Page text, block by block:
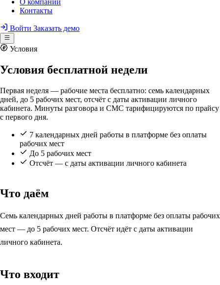
О компании
Контакты
Войти Заказать демо
Условия
Условия бесплатной недели
Первая неделя — рабочие места бесплатно: семь календарных
дней, до 5 рабочих мест, отсчёт с даты активации личного
кабинета. Минуты разговора и СМС тарифицируются по прайсу
с первого дня.
7 календарных дней работы в платформе без оплаты
рабочих мест
До 5 рабочих мест
Отсчёт — с даты активации личного кабинета
Что даём
Семь календарных дней работы в платформе без оплаты рабочих
мест — до 5 рабочих мест. Отсчёт идёт с даты активации
личного кабинета.
Что входит